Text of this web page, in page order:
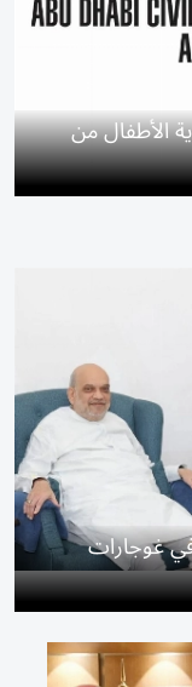
الأطفال من
درهم في غوجارات